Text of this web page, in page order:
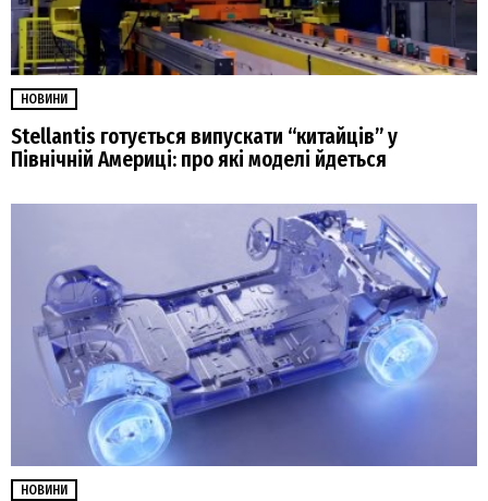
НОВИНИ
Stellantis готується випускати “китайців” у
Північній Америці: про які моделі йдеться
НОВИНИ